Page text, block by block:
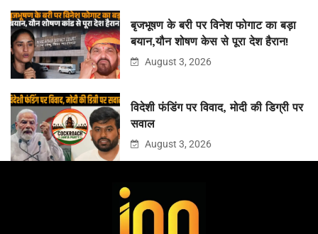
बृजभूषण के बरी पर विनेश फोगाट का बड़ा
बयान,यौन शोषण केस से पूरा देश हैरान!
August 3, 2026
विदेशी फंडिंग पर विवाद, मोदी की डिग्री पर
सवाल
August 3, 2026